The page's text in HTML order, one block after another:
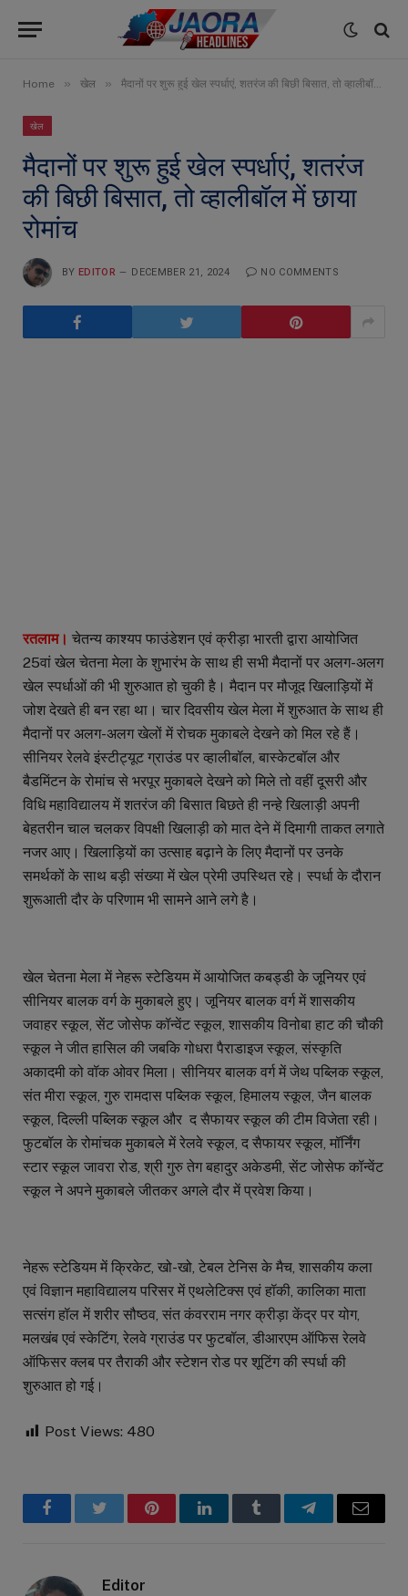
Home » खेल » मैदानों पर शुरू हुई खेल स्पर्धाएं, शतरंज की बिछी बिसात, तो व्हालीबॉल में छाया रोमांच
खेल
मैदानों पर शुरू हुई खेल स्पर्धाएं, शतरंज
की बिछी बिसात, तो व्हालीबॉल में छाया
रोमांच
BY EDITOR DECEMBER 21, 2024 NO COMMENTS
रतलाम। चेतन्य काश्यप फाउंडेशन एवं क्रीड़ा भारती द्वारा आयोजित
25वां खेल चेतना मेला के शुभारंभ के साथ ही सभी मैदानों पर अलग-अलग
खेल स्पर्धाओं की भी शुरुआत हो चुकी है। मैदान पर मौजूद खिलाड़ियों में
जोश देखते ही बन रहा था। चार दिवसीय खेल मेला में शुरुआत के साथ ही
मैदानों पर अलग-अलग खेलों में रोचक मुकाबले देखने को मिल रहे हैं।
सीनियर रेलवे इंस्टीट्यूट ग्राउंड पर व्हालीबॉल, बास्केटबॉल और
बैडमिंटन के रोमांच से भरपूर मुकाबले देखने को मिले तो वहीं दूसरी और
विधि महाविद्यालय में शतरंज की बिसात बिछते ही नन्हे खिलाड़ी अपनी
बेहतरीन चाल चलकर विपक्षी खिलाड़ी को मात देने में दिमागी ताकत लगाते
नजर आए। खिलाड़ियों का उत्साह बढ़ाने के लिए मैदानों पर उनके
समर्थकों के साथ बड़ी संख्या में खेल प्रेमी उपस्थित रहे। स्पर्धा के दौरान
शुरूआती दौर के परिणाम भी सामने आने लगे है।
खेल चेतना मेला में नेहरू स्टेडियम में आयोजित कबड्डी के जूनियर एवं
सीनियर बालक वर्ग के मुकाबले हुए। जूनियर बालक वर्ग में शासकीय
जवाहर स्कूल, सेंट जोसेफ कॉन्वेंट स्कूल, शासकीय विनोबा हाट की चौकी
स्कूल ने जीत हासिल की जबकि गोधरा पैराडाइज स्कूल, संस्कृति
अकादमी को वॉक ओवर मिला। सीनियर बालक वर्ग में जेथ पब्लिक स्कूल,
संत मीरा स्कूल, गुरु रामदास पब्लिक स्कूल, हिमालय स्कूल, जैन बालक
स्कूल, दिल्ली पब्लिक स्कूल और द सैफायर स्कूल की टीम विजेता रही।
फुटबॉल के रोमांचक मुकाबले में रेलवे स्कूल, द सैफायर स्कूल, मॉर्निंग
स्टार स्कूल जावरा रोड, श्री गुरु तेग बहादुर अकेडमी, सेंट जोसेफ कॉन्वेंट
स्कूल ने अपने मुकाबले जीतकर अगले दौर में प्रवेश किया।
नेहरू स्टेडियम में क्रिकेट, खो-खो, टेबल टेनिस के मैच, शासकीय कला
एवं विज्ञान महाविद्यालय परिसर में एथलेटिक्स एवं हॉकी, कालिका माता
सत्संग हॉल में शरीर सौष्ठव, संत कंवरराम नगर क्रीड़ा केंद्र पर योग,
मलखंब एवं स्केटिंग, रेलवे ग्राउंड पर फुटबॉल, डीआरएम ऑफिस रेलवे
ऑफिसर क्लब पर तैराकी और स्टेशन रोड पर शूटिंग की स्पर्धा की
शुरुआत हो गई।
Post Views: 480
FacebookTwitter PinterestLinkedInTumblr TelegramEmail
Editor